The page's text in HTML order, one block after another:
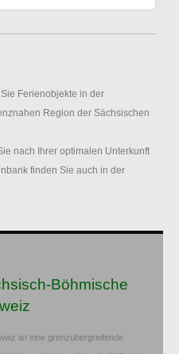
Ferienobjekte in der
Region der Sächsischen
nach Ihrer optimalen Unterkunft
finden Sie auch in der
Böhmische
ist eine grenzübergreifende